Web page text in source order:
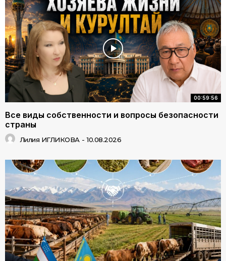
00:59:56
Все виды собственности и вопросы безопасности
страны
Лилия ИГЛИКОВА - 10.08.2026